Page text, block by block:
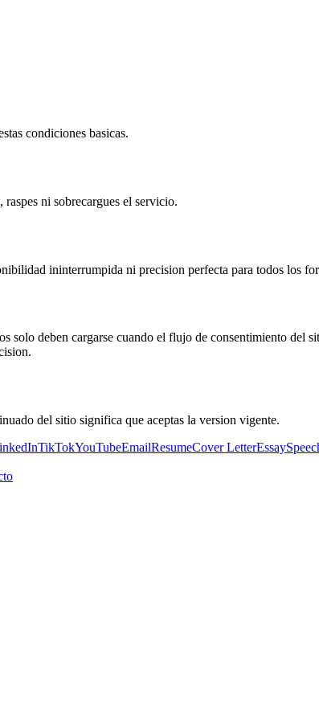
condiciones basicas.
ni sobrecargues el servicio.
ininterrumpida ni precision perfecta para todos los
solo deben cargarse cuando el flujo de consentimiento del
del sitio significa que aceptas la version vigente.
TikTokYouTubeEmailResumeCover LetterEssay